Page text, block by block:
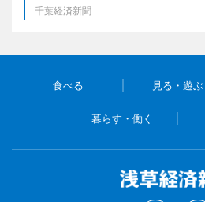
千葉経済新聞
食べる 見る・遊ぶ
暮らす・働く